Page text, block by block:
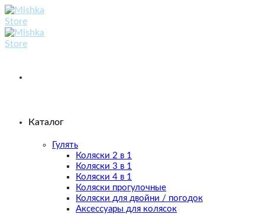
Skip
to
content
Каталог
Гулять
Коляски 2 в 1
Коляски 3 в 1
Коляски 4 в 1
Коляски прогулочные
Коляски для двойни / погодок
Аксессуары для колясок